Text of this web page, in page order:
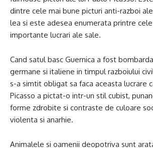
dintre cele mai bune picturi anti-razboi
lea si este adesea enumerata printre
importante lucrari ale sale.
Cand satul basc Guernica a fost
germane si italiene in timpul razboiului
s-a simtit obligat sa faca aceasta lucrare
Picasso a pictat-o ​​intr-un stil cubist,
forme zdrobite si contraste de culoare
violenta si anarhie.
Animalele si oamenii deopotriva sunt